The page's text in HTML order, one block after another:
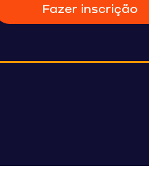
Fazer inscrição